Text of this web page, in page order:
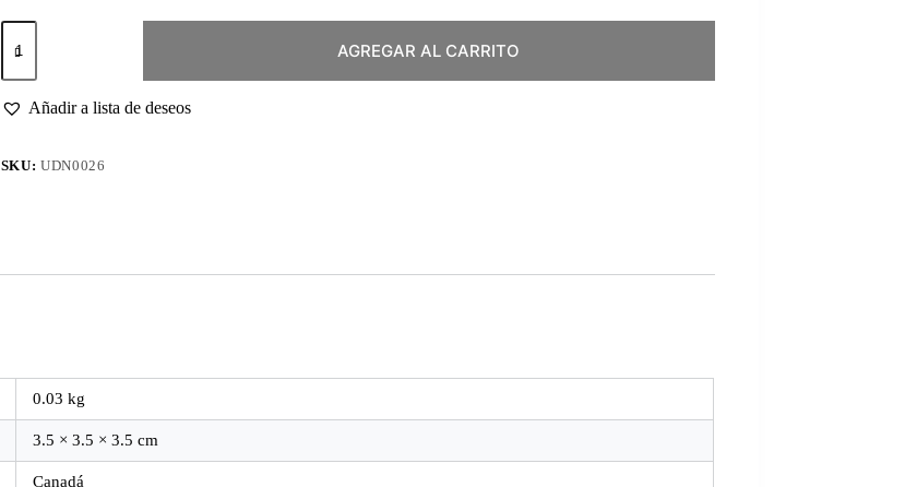
Art
Gel
5ml
cantidad
AGREGAR AL CARRITO
Añadir a lista de deseos
SKU:UDN0026
0.03 kg
3.5 × 3.5 × 3.5 cm
Canadá